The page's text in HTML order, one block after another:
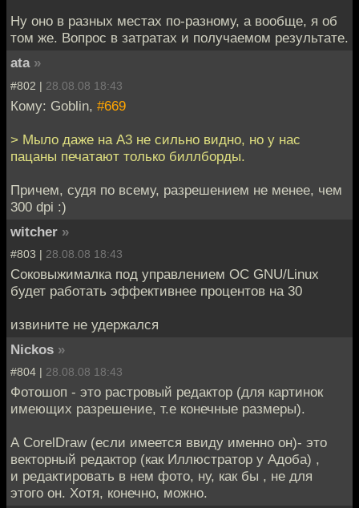
Ну оно в разных местах по-разному, а вообще, я об
том же. Вопрос в затратах и получаемом результате.
ata »
#802 | 28.08.08 18:43
Кому: Goblin, #669
> Мыло даже на А3 не сильно видно, но у нас
пацаны печатают только биллборды.
Причем, судя по всему, разрешением не менее, чем
300 dpi :)
witcher »
#803 | 28.08.08 18:43
Соковыжималка под управлением ОС GNU/Linux
будет работать эффективнее процентов на 30
извините не удержался
Nickos »
#804 | 28.08.08 18:43
Фотошоп - это растровый редактор (для картинок
имеющих разрешение, т.е конечные размеры).
А CorelDraw (если имеется ввиду именно он)- это
векторный редактор (как Иллюстратор у Адоба) ,
и редактировать в нем фото, ну, как бы , не для
этого он. Хотя, конечно, можно.